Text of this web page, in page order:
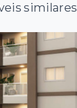
similares